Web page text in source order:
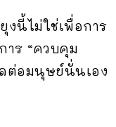
งนี้ไม่ใช่เพื่อการ
าร “ควบคุม
ต่อมนุษย์นั่นเอง